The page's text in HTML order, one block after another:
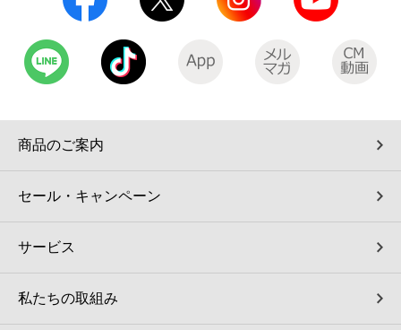
モバイルバッテリーシェアリング（店舗限定）
モバイルWi-Fiバッテリーシェアリング（店舗限定）
荷物預かりサービス「ecbocloakエクボクローク」（店舗限定）
パウダースペース ラブン（店舗限定）
ソフトバンクギフト
商品のご案内
セール・キャンペーン
サービス
私たちの取組み